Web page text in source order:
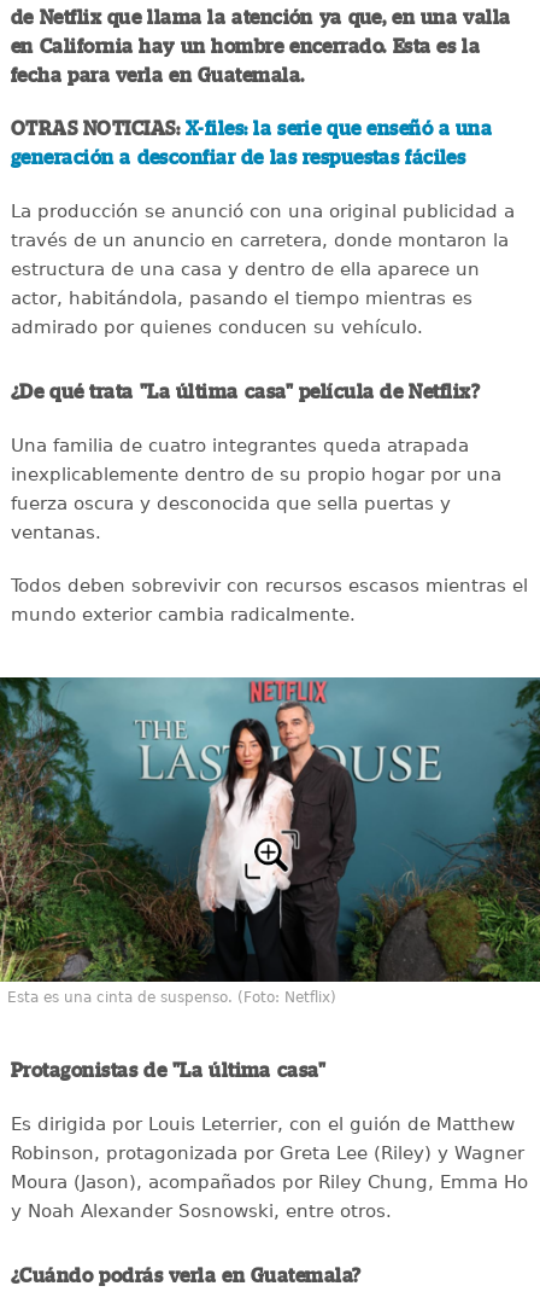
de Netflix que llama la atención ya que, en una valla
en California hay un hombre encerrado. Esta es la
fecha para verla en Guatemala.
OTRAS NOTICIAS: X-files: la serie que enseñó a una
generación a desconfiar de las respuestas fáciles
La producción se anunció con una original publicidad a
través de un anuncio en carretera, donde montaron la
estructura de una casa y dentro de ella aparece un
actor, habitándola, pasando el tiempo mientras es
admirado por quienes conducen su vehículo.
¿De qué trata "La última casa" película de Netflix?
Una familia de cuatro integrantes queda atrapada
inexplicablemente dentro de su propio hogar por una
fuerza oscura y desconocida que sella puertas y
ventanas.
Todos deben sobrevivir con recursos escasos mientras el
mundo exterior cambia radicalmente.
Esta es una cinta de suspenso. (Foto: Netflix)
Protagonistas de "La última casa"
Es dirigida por Louis Leterrier, con el guión de Matthew
Robinson, protagonizada por Greta Lee (Riley) y Wagner
Moura (Jason), acompañados por Riley Chung, Emma Ho
y Noah Alexander Sosnowski, entre otros.
¿Cuándo podrás verla en Guatemala?